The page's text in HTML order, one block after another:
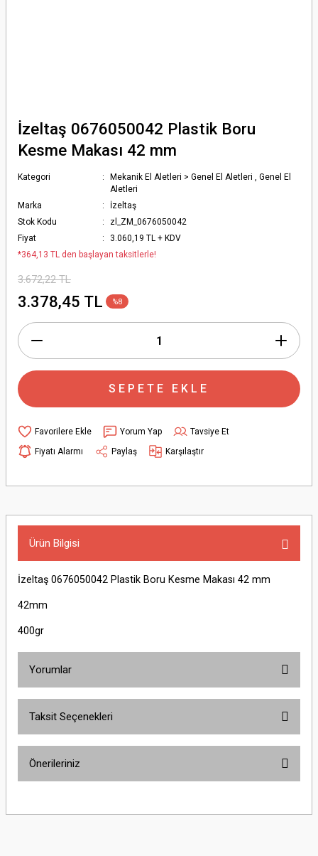
İzeltaş 0676050042 Plastik Boru
Kesme Makası 42 mm
Kategori Mekanik El Aletleri > Genel El Aletleri ,Genel El
Aletleri
Marka
İzeltaş
Stok Kodu
zl_ZM_0676050042
Fiyat
3.060,19 TL + KDV
*364,13 TL den başlayan taksitlerle!
3.672,22 TL
3.378,45 TL %8
SEPETE EKLE
Yorum Yap
Tavsiye Et
Fiyatı Alarmı
Paylaş Karşılaştır
Ürün Bilgisi
İzeltaş 0676050042 Plastik Boru Kesme Makası 42 mm
42mm
400gr
Yorumlar
Taksit Seçenekleri
Önerileriniz
yetersiz gördüğünüz noktaları öneri formunu kullanarak tarafımıza